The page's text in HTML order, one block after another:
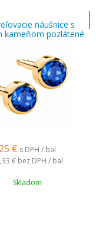
náušnice s
kameňom pozlátené
25 € s DPH / bal
€ bez DPH / bal
Skladom